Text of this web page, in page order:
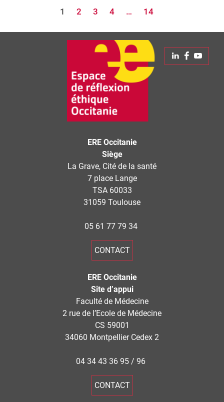
Navigation
des
pages
Page
1 Page
2 Page
3 Page
4 … Page
14
Linkedin
ERE Occitanie
Siège
La Grave, Cité de la santé
7 place Lange
TSA 60033
31059 Toulouse
05 61 77 79 34
CONTACT
ERE Occitanie
Site d’appui
Faculté de Médecine
2 rue de l’Ecole de Médecine
CS 59001
34060 Montpellier Cedex 2
04 34 43 36 95 / 96
CONTACT